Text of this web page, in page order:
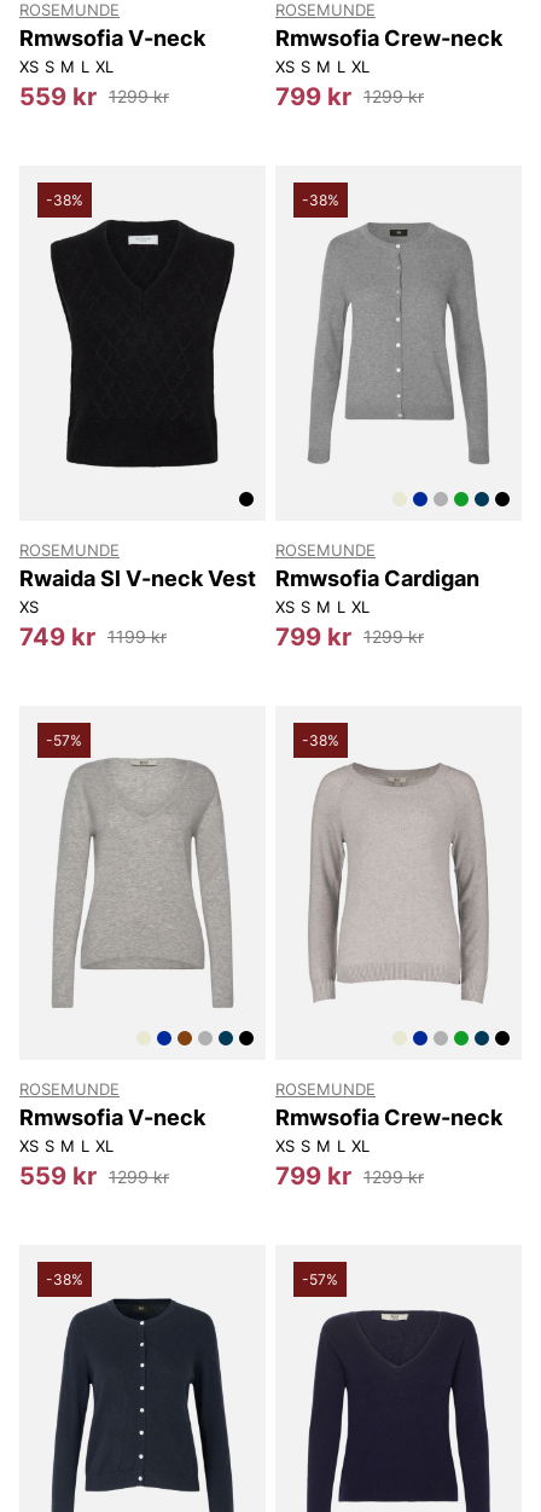
ROSEMUNDE
Rmwsofia V-neck
XS S M L XL
559 kr 1299 kr
ROSEMUNDE
Rmwsofia Crew-neck
XS S M L XL
799 kr 1299 kr
-38%
ROSEMUNDE
Rwaida Sl V-neck Vest
XS
749 kr 1199 kr
-38%
ROSEMUNDE
Rmwsofia Cardigan
XS S M L XL
799 kr 1299 kr
-57%
ROSEMUNDE
Rmwsofia V-neck
XS S M L XL
559 kr 1299 kr
-38%
ROSEMUNDE
Rmwsofia Crew-neck
XS S M L XL
799 kr 1299 kr
-38% -57%